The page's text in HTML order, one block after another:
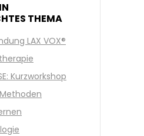
THEMA
LAX VOX®
Kurzworkshop